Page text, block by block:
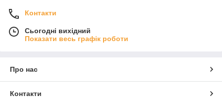
Контакти
Сьогодні вихідний
Показати весь графік роботи
Про нас
Контакти